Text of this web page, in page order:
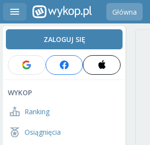
Główna
ZALOGUJ SIĘ
WYKOP
Ranking
Osiągnięcia